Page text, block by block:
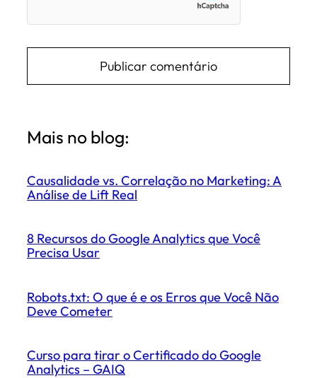
Mais no blog:
Causalidade vs. Correlação no Marketing: A
Análise de Lift Real
8 Recursos do Google Analytics que Você
Precisa Usar
Robots.txt: O que é e os Erros que Você Não
Deve Cometer
Curso para tirar o Certificado do Google
Analytics – GAIQ